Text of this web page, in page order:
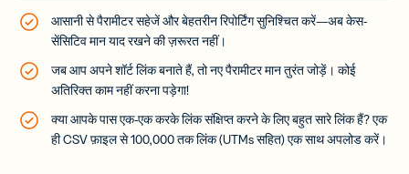
आसानी से पैरामीटर सहेजें और बेहतरीन रिपोर्टिंग सुनिश्चित करें—अब केस-
सेंसिटिव मान याद रखने की ज़रूरत नहीं।
जब आप अपने शॉर्ट लिंक बनाते हैं, तो नए पैरामीटर मान तुरंत जोड़ें। कोई
अतिरिक्त काम नहीं करना पड़ेगा!
क्या आपके पास एक-एक करके लिंक संक्षिप्त करने के लिए बहुत सारे लिंक हैं? एक
ही CSV फ़ाइल से 100,000 तक लिंक (UTMs सहित) एक साथ अपलोड करें।